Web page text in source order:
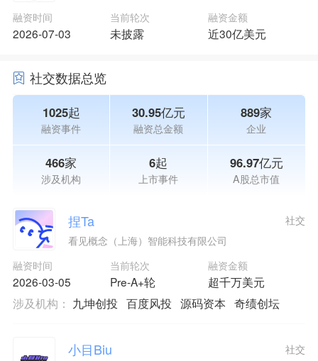
融资时间
2026-07-03
当前轮次
未披露
融资金额
近30亿美元
社交数据总览
1025起
融资事件
30.95亿元
融资总金额
889家
企业
466家
涉及机构
6起
上市事件
96.97亿元
A股总市值
捏Ta
看见概念（上海）智能科技有限公司
融资时间
2026-03-05
当前轮次
Pre-A+轮
融资金额
超千万美元
社交
涉及机构： 九坤创投 百度风投 源码资本 奇绩创坛
小目Biu 社交